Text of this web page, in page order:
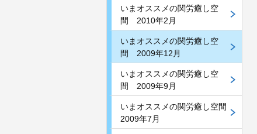
いまオススメの関労癒し空
間 2010年2月
いまオススメの関労癒し空
間 2009年12月
いまオススメの関労癒し空
間 2009年9月
いまオススメの関労癒し空間
2009年7月